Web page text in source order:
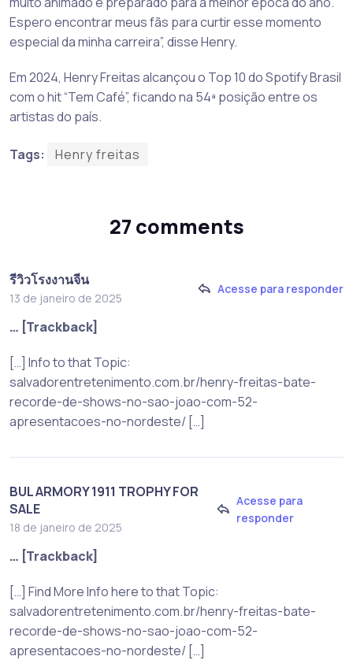
Espero encontrar meus fãs para curtir esse momento
especial da minha carreira”, disse Henry.
Em 2024, Henry Freitas alcançou o Top 10 do Spotify Brasil
com o hit “Tem Café”, ficando na 54ª posição entre os
artistas do país.
Tags: Henry freitas
27 comments
รีวิวโรงงานจีน
13 de janeiro de 2025
Acesse para responder
… [Trackback]
[…] Info to that Topic:
salvadorentretenimento.com.br/henry-freitas-bate-
recorde-de-shows-no-sao-joao-com-52-
apresentacoes-no-nordeste/ […]
BUL ARMORY 1911 TROPHY FOR
SALE
18 de janeiro de 2025
Acesse para
responder
… [Trackback]
[…] Find More Info here to that Topic:
salvadorentretenimento.com.br/henry-freitas-bate-
recorde-de-shows-no-sao-joao-com-52-
apresentacoes-no-nordeste/ […]